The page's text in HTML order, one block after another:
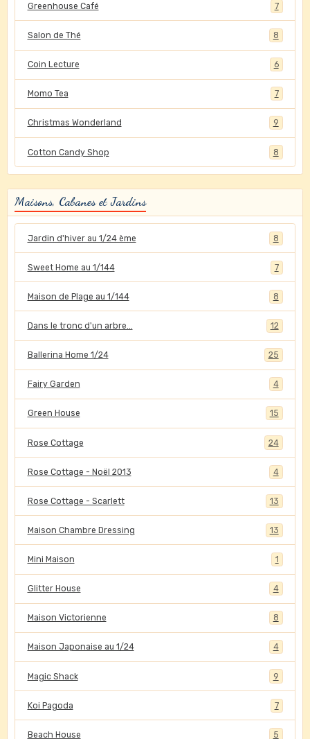
Greenhouse Café 7
Salon de Thé 8
Coin Lecture 6
Momo Tea 7
Christmas Wonderland 9
Cotton Candy Shop 8
Maisons, Cabanes et Jardins
Jardin d'hiver au 1/24 ème 8
Sweet Home au 1/144 7
Maison de Plage au 1/144 8
Dans le tronc d'un arbre... 12
Ballerina Home 1/24 25
Fairy Garden 4
Green House 15
Rose Cottage 24
Rose Cottage - Noël 2013 4
Rose Cottage - Scarlett 13
Maison Chambre Dressing 13
Mini Maison 1
Glitter House 4
Maison Victorienne 8
Maison Japonaise au 1/24 4
Magic Shack 9
Koi Pagoda 7
Beach House 5